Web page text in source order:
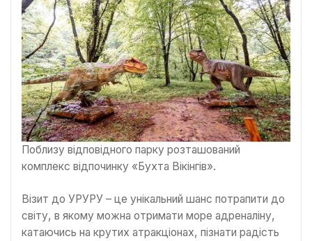
Поблизу відповідного парку розташований
комплекс відпочинку «Бухта Вікінгів».
Візит до УРУРУ – це унікальний шанс потрапити до
світу, в якому можна отримати море адреналіну,
катаючись на крутих атракціонах, пізнати радість